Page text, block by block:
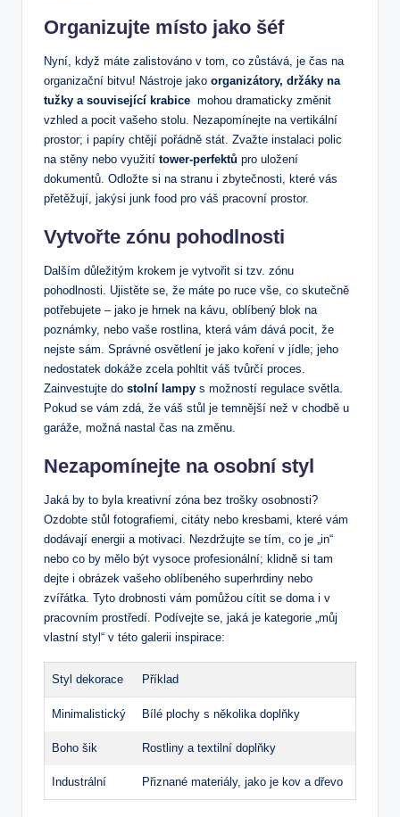
Organizujte⁣ místo jako⁢ šéf
Nyní, ⁤když máte‌ zalistováno v tom, ⁣co zůstává, je ‌čas na
organizační bitvu! Nástroje jako organizátory, držáky ​na
‍tužky a související krabice ⁢ mohou dramaticky změnit
vzhled a pocit vašeho stolu. Nezapomínejte na vertikální
prostor; i papíry chtějí pořádně stát. Zvažte instalaci⁢ polic
na stěny⁢ nebo využití tower-perfektů pro uložení⁤
dokumentů. Odložte si na stranu i ⁢zbytečnosti, které vás
přetěžují, jakýsi junk food⁤ pro váš pracovní prostor.
Vytvořte zónu pohodlnosti
Dalším důležitým krokem⁣ je vytvořit si tzv. zónu
‍pohodlnosti. Ujistěte se, že máte po ruce vše, co skutečně
potřebujete – jako je hrnek na kávu, oblíbený blok na
poznámky, nebo vaše rostlina, která vám dává pocit, že⁤
nejste sám. Správné osvětlení‌ je jako ​koření v​ jídle; jeho
nedostatek⁤ dokáže zcela pohltit váš tvůrčí proces.
Zainvestujte do stolní lampy s⁣ možností regulace ​světla.
Pokud se vám zdá, že váš ​stůl je temnější než v chodbě u
garáže, možná nastal čas na změnu.
Nezapomínejte na osobní styl
Jaká by to byla ⁢kreativní​ zóna bez⁣ trošky osobnosti?
Ozdobte stůl fotografiemi, citáty nebo kresbami, které vám
dodávají energii a motivaci. Nezdržujte se tím, co je‍ „in“
nebo co by mělo být vysoce‌ profesionální; klidně si tam
⁢dejte i obrázek vašeho oblíbeného superhrdiny nebo
zvířátka. Tyto drobnosti vám ​pomůžou ‍cítit se doma i v
pracovním prostředí. Podívejte se, jaká je kategorie „můj
vlastní‌ styl“ v této galerii inspirace:
Styl dekorace Příklad
Minimalistický Bílé plochy s ⁢několika⁢ doplňky
Boho šik Rostliny a textilní doplňky
Industrální Přiznané‌ materiály, jako je kov a dřevo